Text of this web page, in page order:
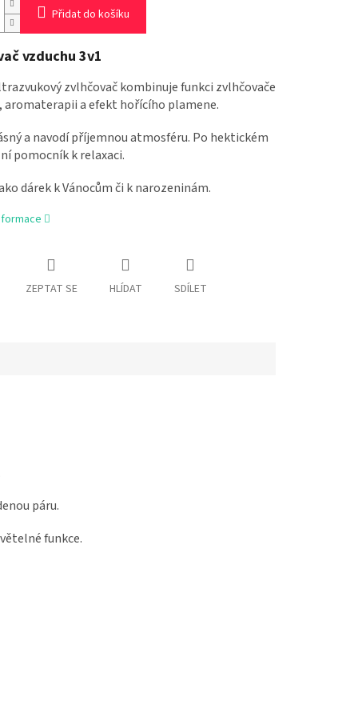
Přidat do košíku
vzduchu 3v1
zvlhčovač kombinuje funkci zvlhčovače
aromaterapii a efekt hořícího plamene.
a navodí příjemnou atmosféru. Po hektickém
pomocník k relaxaci.
dárek k Vánocům či k narozeninám.
ZEPTAT SE HLÍDAT SDÍLET
páru.
funkce.